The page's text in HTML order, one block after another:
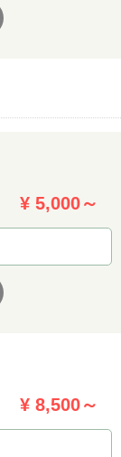
¥ 5,000～
¥ 8,500～